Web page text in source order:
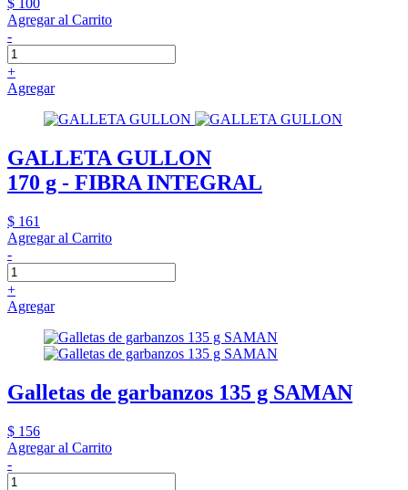
$ 100
Agregar al Carrito
-
+
Agregar
GALLETA GULLON
170 g - FIBRA INTEGRAL
$ 161
Agregar al Carrito
-
+
Agregar
Galletas de garbanzos 135 g SAMAN
$ 156
Agregar al Carrito
-